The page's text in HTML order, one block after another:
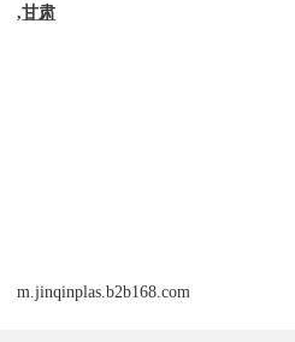
,甘肃
m.jinqinplas.b2b168.com